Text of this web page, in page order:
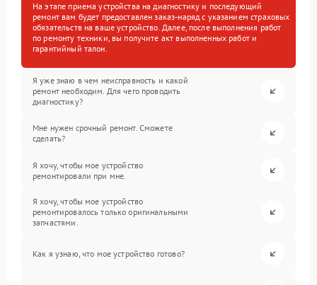
На этапе приема устройства на диагностику и последующий
ремонт вам будет предоставлен заказ-наряд с указанием страховых
обязательств на ваше устройство. Далее, после выполнения работ
по ремонту техники, вы получите акт выполненных работ и
гарантийный талон.
Я уже знаю в чем неисправность и какой
ремонт необходим. Для чего проводить
диагностику?
Мне нужен срочный ремонт. Сможете
сделать?
Я хочу, чтобы мое устройство
ремонтировали при мне.
Я хочу, чтобы мое устройство
ремонтировалось только оригинальными
запчастями.
Как я узнаю, что мое устройство готово?